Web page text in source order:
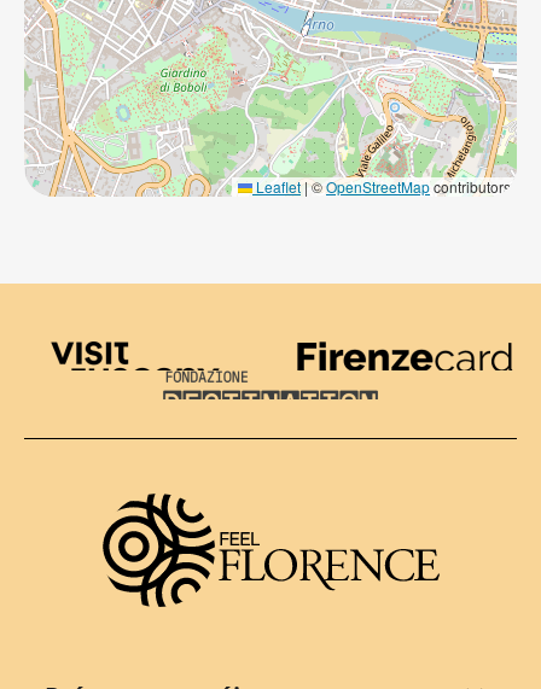
Leaflet|©OpenStreetMapcontributors
Visit Tuscany
Firenze Card
Destination Florence